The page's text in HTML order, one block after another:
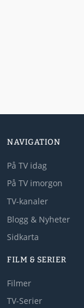
NAVIGATION
På TV idag
På TV imorgon
TV-kanaler
Blogg & Nyheter
Sidkarta
FILM & SERIER
Filmer
TV-Serier